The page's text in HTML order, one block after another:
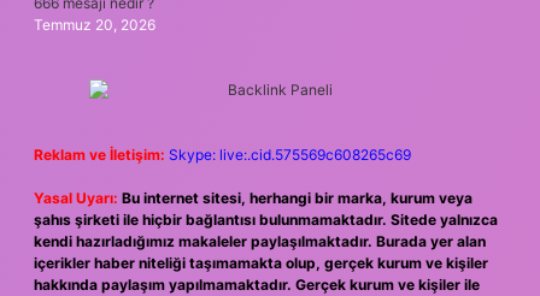
Temmuz 20, 2026
Reklam ve İletişim: Skype: live:.cid.575569c608265c69
Yasal Uyarı: Bu internet sitesi, herhangi bir marka, kurum veya
şahıs şirketi ile hiçbir bağlantısı bulunmamaktadır. Sitede yalnızca
kendi hazırladığımız makaleler paylaşılmaktadır. Burada yer alan
içerikler haber niteliği taşımamakta olup, gerçek kurum ve kişiler
hakkında paylaşım yapılmamaktadır. Gerçek kurum ve kişiler ile